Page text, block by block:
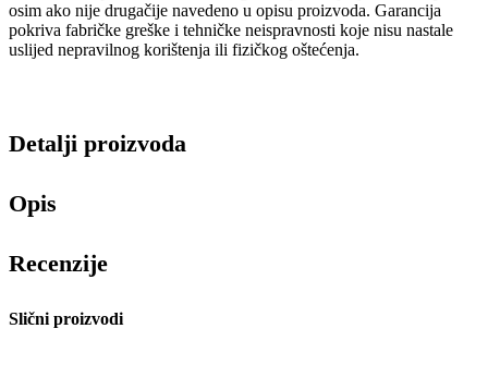
osim ako nije drugačije navedeno u opisu proizvoda. Garancija
pokriva fabričke greške i tehničke neispravnosti koje nisu nastale
uslijed nepravilnog korištenja ili fizičkog oštećenja.
Detalji proizvoda
Opis
Recenzije
Slični proizvodi